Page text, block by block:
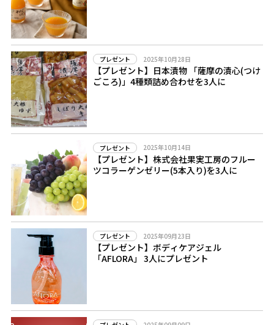
プレゼント 2025年10月28日
【プレゼント】日本漬物 「薩摩の漬心(つけ
ごころ)」4種類詰め合わせを3人に
プレゼント 2025年10月14日
【プレゼント】株式会社果実工房のフルー
ツコラーゲンゼリー(5本入り)を3人に
プレゼント 2025年09月23日
【プレゼント】ボディケアジェル
「AFLORA」 3人にプレゼント